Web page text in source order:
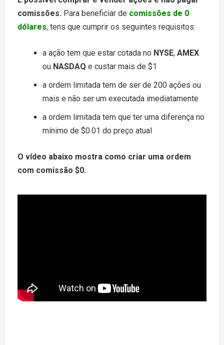
comissões. Para beneficiar de comissões de 0
dólares, tens que cumprir os seguintes requisitos:
a ação tem que estar cotada no NYSE, AMEX
ou NASDAQ e custar mais de $1
a ordem limitada tem de ser de 200 ações ou
mais e não ser um executada imediatamente
a ordem limitada tem que ter uma diferença no
mínimo de $0.01 do preço atual
O vídeo abaixo mostra como criar uma ordem
com comissão $0.